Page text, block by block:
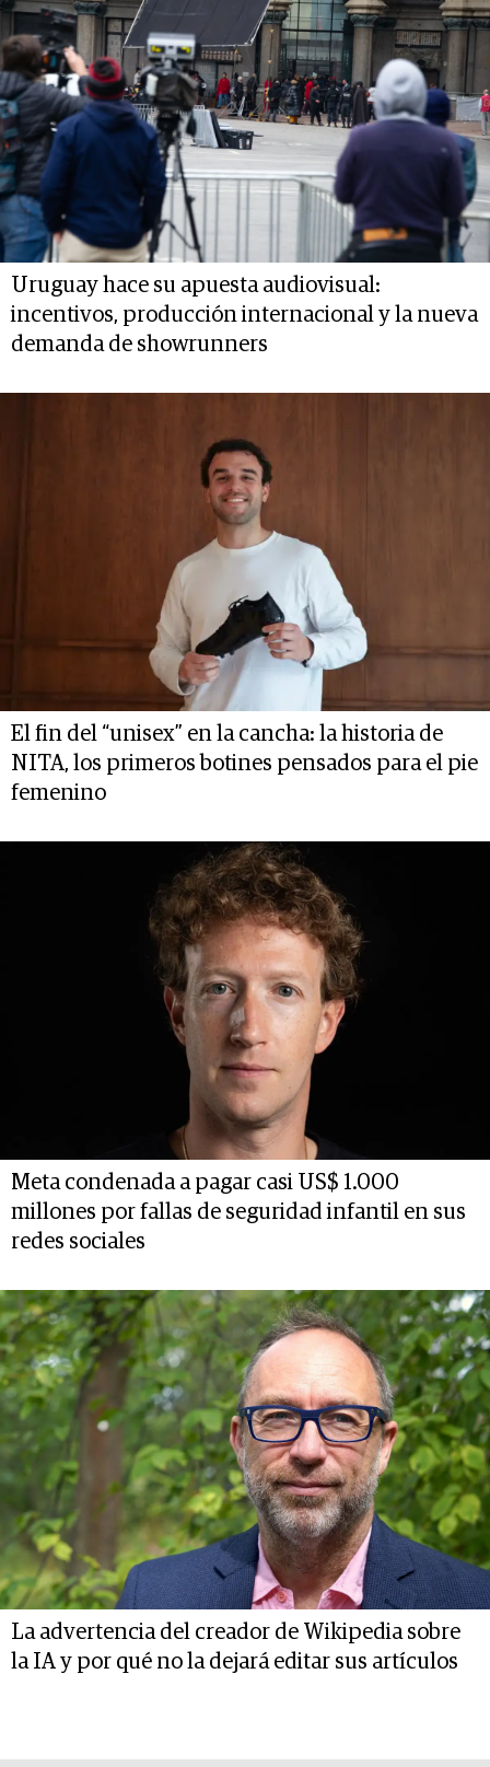
Uruguay hace su apuesta audiovisual:
incentivos, producción internacional y la nueva
demanda de showrunners
El fin del “unisex” en la cancha: la historia de
NITA, los primeros botines pensados para el pie
femenino
Meta condenada a pagar casi US$ 1.000
millones por fallas de seguridad infantil en sus
redes sociales
La advertencia del creador de Wikipedia sobre
la IA y por qué no la dejará editar sus artículos